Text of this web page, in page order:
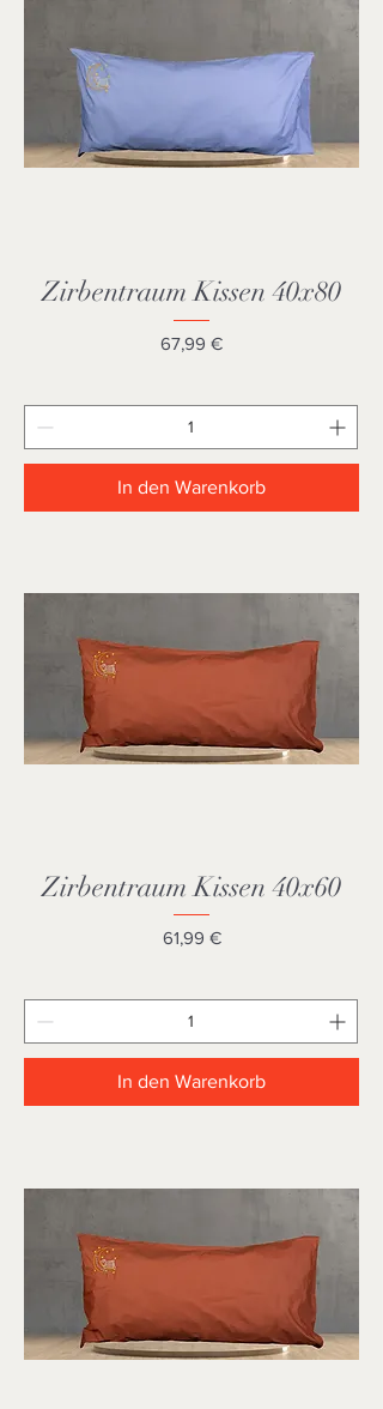
Zirbentraum Kissen 40x80
Preis
67,99 €
In den Warenkorb
Zirbentraum Kissen 40x60
Preis
61,99 €
In den Warenkorb